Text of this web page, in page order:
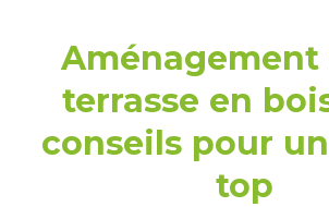
Aménagement
terrasse en
conseils pour
top